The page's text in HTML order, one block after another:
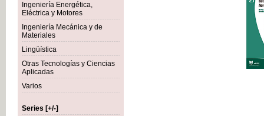
Ingeniería Energética,
Eléctrica y Motores
Ingeniería Mecánica y de
Materiales
Lingüística
Otras Tecnologías y Ciencias
Aplicadas
Varios
Series [+/-]
VAT